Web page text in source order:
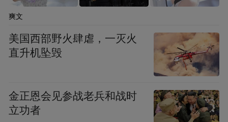
爽文
美国西部野火肆虐，一灭火
直升机坠毁
金正恩会见参战老兵和战时
立功者